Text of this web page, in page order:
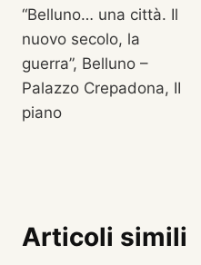
“Belluno… una città. Il
nuovo secolo, la
guerra”, Belluno –
Palazzo Crepadona, II
piano
Articoli simili